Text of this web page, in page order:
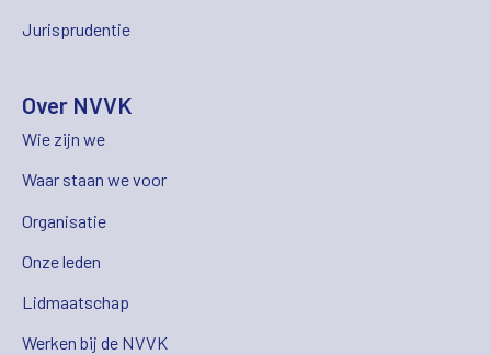
Jurisprudentie
Over NVVK
Wie zijn we
Waar staan we voor
Organisatie
Onze leden
Lidmaatschap
Werken bij de NVVK